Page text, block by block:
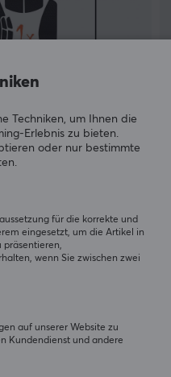
Atlantis -
Techniken, um Ihnen die
Erlebnis zu bieten.
oder nur bestimmte
für die korrekte und
eingesetzt, um die Artikel in
präsentieren,
wenn Sie zwischen zwei
auf unserer Website zu
Kundendienst und andere